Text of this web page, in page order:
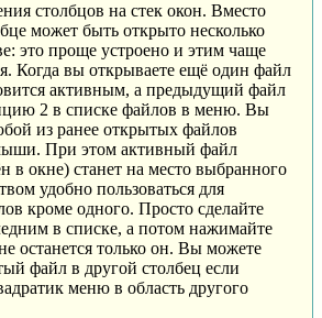
столбцов на стек окон. Вместо
может быть открыто несколько
это проще устроено и этим чаще
Когда вы открываете ещё один файл
активным, а предыдущий файл
2 в списке файлов в меню. Вы
из ранее открытых файлов
При этом активный файл
в окне) станет на место выбранного
удобно пользоваться для
кроме одного. Просто сделайте
в списке, а потом нажимайте
останется только он. Вы можете
файл в другой столбец если
меню в область другого